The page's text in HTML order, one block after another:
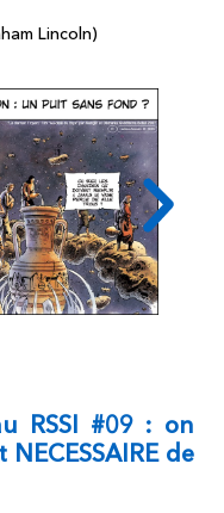
Lincoln)​
RSSI #09 : on
de